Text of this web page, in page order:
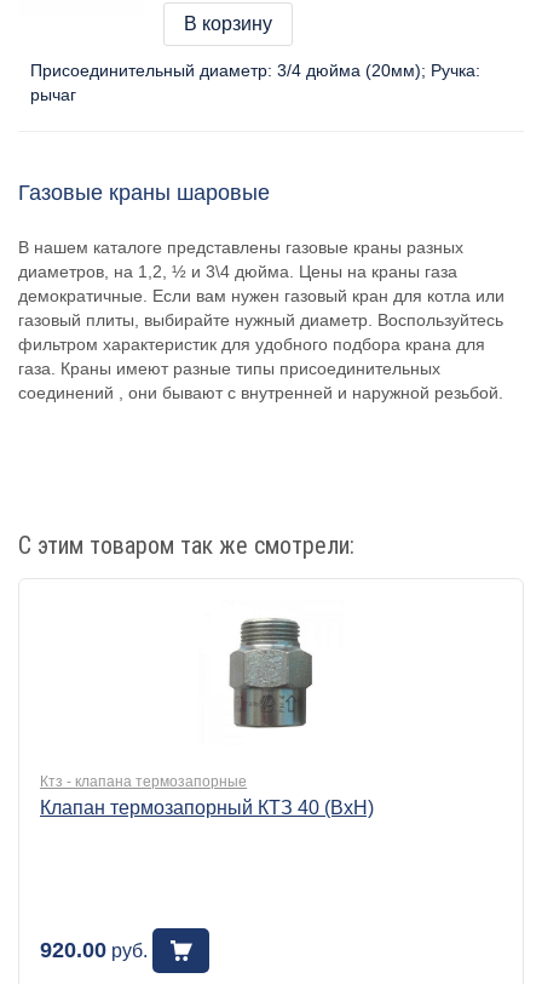
В корзину
Присоединительный диаметр: 3/4 дюйма (20мм)
Ручка:
рычаг
Газовые краны шаровые
В нашем каталоге представлены газовые краны разных
диаметров, на 1,2, ½ и 3\4 дюйма. Цены на краны газа
демократичные. Если вам нужен газовый кран для котла или
газовый плиты, выбирайте нужный диаметр. Воспользуйтесь
фильтром характеристик для удобного подбора крана для
газа. Краны имеют разные типы присоединительных
соединений , они бывают с внутренней и наружной резьбой.
С этим товаром так же смотрели:
Ктз - клапана термозапорные
Клапан термозапорный КТЗ 40 (ВхН)
920.00 руб.